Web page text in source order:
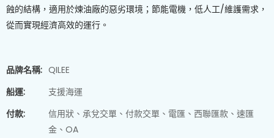
蝕的結構，適用於煉油廠的惡劣環境；節能電機，低人工/維護需求，
從而實現經濟高效的運行。
品牌名稱: QILEE
船運:
支援海運
付款:
信用狀、承兌交單、付款交單、電匯、西聯匯款、速匯
金、OA